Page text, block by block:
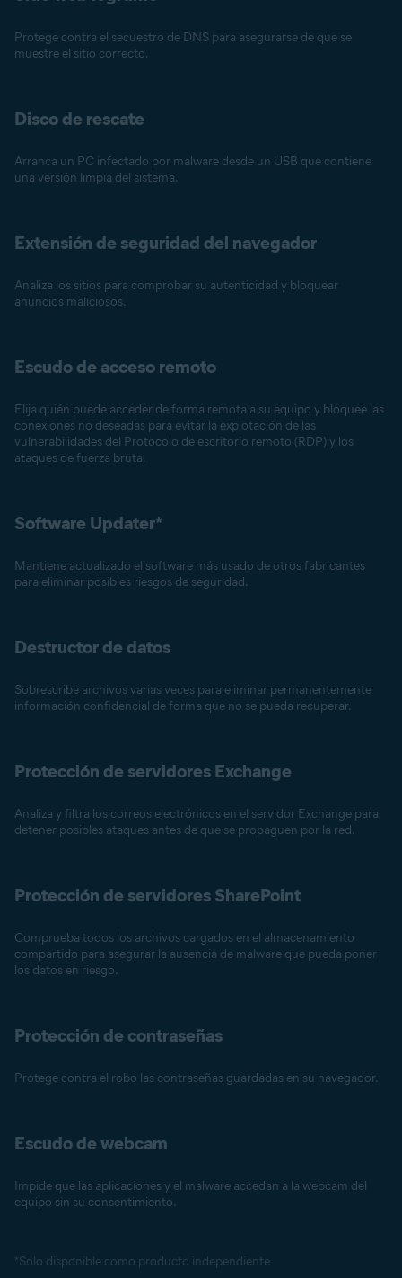
Protege contra el secuestro de DNS para asegurarse de que se
muestre el sitio correcto.
Disco de rescate
Arranca un PC infectado por malware desde un USB que contiene
una versión limpia del sistema.
Extensión de seguridad del navegador
Analiza los sitios para comprobar su autenticidad y bloquear
anuncios maliciosos.
Escudo de acceso remoto
Elija quién puede acceder de forma remota a su equipo y bloquee las
conexiones no deseadas para evitar la explotación de las
vulnerabilidades del Protocolo de escritorio remoto (RDP) y los
ataques de fuerza bruta.
Software Updater*
Mantiene actualizado el software más usado de otros fabricantes
para eliminar posibles riesgos de seguridad.
Destructor de datos
Sobrescribe archivos varias veces para eliminar permanentemente
información confidencial de forma que no se pueda recuperar.
Protección de servidores Exchange
Analiza y filtra los correos electrónicos en el servidor Exchange para
detener posibles ataques antes de que se propaguen por la red.
Protección de servidores SharePoint
Comprueba todos los archivos cargados en el almacenamiento
compartido para asegurar la ausencia de malware que pueda poner
los datos en riesgo.
Protección de contraseñas
Protege contra el robo las contraseñas guardadas en su navegador.
Escudo de webcam
Impide que las aplicaciones y el malware accedan a la webcam del
equipo sin su consentimiento.
*Solo disponible como producto independiente